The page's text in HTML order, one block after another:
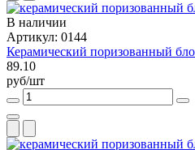
В наличии
Артикул: 0144
Керамический поризованный
89.10
руб/шт